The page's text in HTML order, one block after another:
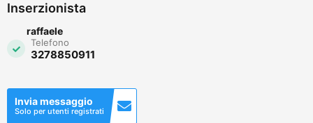
Inserzionista
raffaele
Telefono
3278850911
Invia messaggio
Solo per utenti registrati